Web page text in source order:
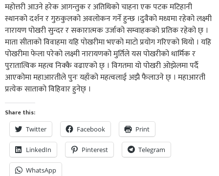
महोत्तरी आउने हरेक आगन्तुक र अतिथिको चाहना एक पटक मटिहानी
स्थानको दर्शन र गुरुकुलको अवलोकन गर्ने हुन्छ ।दुवैको मध्यमा रहेको लक्ष्मी
नारायण पोखरी सुन्दर र सकारात्मक उर्जाको सम्वाहकको प्रतिक रहेको छ् ।
माता सीताको विवाहमा यहि पोखरीमा भएको माटाे प्रयोग गरिएको थियो । यहि
पोखरीमा फेला परेको लक्ष्मी नारायणको मुर्तिले यस पोखरीको धार्मिक र
पुरातात्विक महत्व निक्कै वढाएको छ् । विगतमा यो पोखरी ओझेलमा पर्दै
आएकोमा महाआरतीले पुनः यहाँको महत्वलाई अझै फैलाउने छ् । महाआरती
प्रत्येक साताको विहिवार हुनेछ् ।
Share this:
Twitter Facebook Print
LinkedIn Pinterest Telegram
WhatsApp